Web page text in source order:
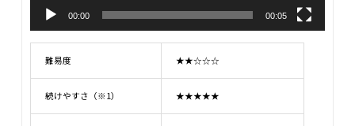
00:00 00:05
難易度 ★★☆☆☆
続けやすさ（※1） ★★★★★